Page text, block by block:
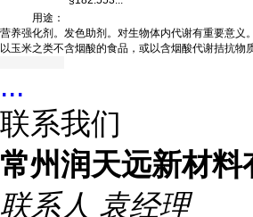
用途：
营养强化剂。发色助剂。对生物体内代谢有重要意
以玉米之类不含烟酸的食品，或以含烟酸代谢拮抗
...
联系我们
常州润天远新材料
联系人 袁经理